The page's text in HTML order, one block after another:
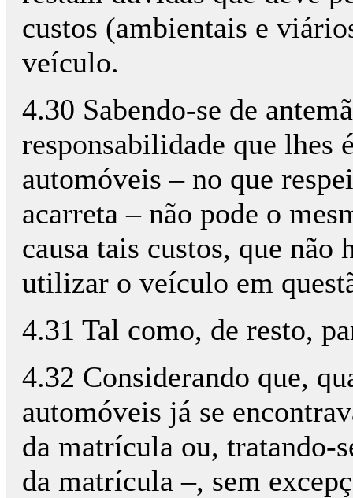
custos (ambientais e
veículo.
4.30 Sabendo-se de
responsabilidade que lhes
automóveis – no que
acarreta – não pode o
causa tais custos, que não
utilizar o veículo em
4.31 Tal como, de resto,
4.32 Considerando que,
automóveis já se
da matrícula ou, tratando-
da matrícula –, sem